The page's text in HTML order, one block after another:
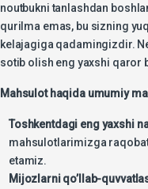
noutbukni tanlashdan
qurilma emas, bu sizning
kelajagiga qadamingizdir.
sotib olish eng yaxshi qaror
Mahsulot haqida umumiy
Toshkentdagi eng yaxshi
mahsulotlarimizga
etamiz.
Mijozlarni qo’llab-